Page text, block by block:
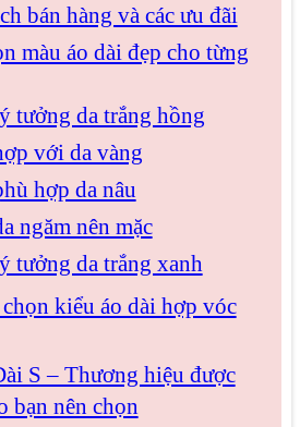
bán hàng và các ưu đãi
màu áo dài đẹp cho từng
tưởng da trắng hồng
với da vàng
hợp da nâu
ngăm nên mặc
tưởng da trắng xanh
kiểu áo dài hợp vóc
S – Thương hiệu được
bạn nên chọn